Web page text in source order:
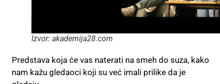
Izvor: akademija28.com
Predstava koja će vas naterati na smeh do suza, kako
nam kažu gledaoci koji su već imali prilike da je